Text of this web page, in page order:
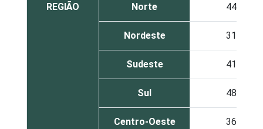
REGIÃO Norte 44
Nordeste 31
Sudeste 41
Sul 48
Centro-Oeste 36